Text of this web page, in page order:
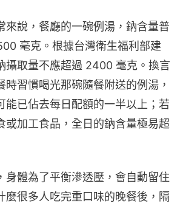
來說，餐廳的一碗例湯，鈉含量普
毫克。根據台灣衛生福利部建
攝取量不應超過 2400 毫克。換言
時習慣喝光那碗隨餐附送的例湯，
能已佔去每日配額的一半以上；若
或加工食品，全日的鈉含量極易超
身體為了平衡滲透壓，會自動留住
麼很多人吃完重口味的晚餐後，隔